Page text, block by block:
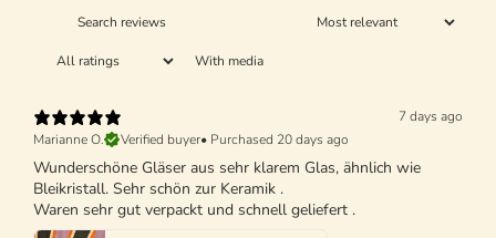
With media
7 days ago
Marianne O.
Verified buyer• Purchased 20 days ago
Wunderschöne Gläser aus sehr klarem Glas, ähnlich wie
Bleikristall. Sehr schön zur Keramik .
Waren sehr gut verpackt und schnell geliefert .